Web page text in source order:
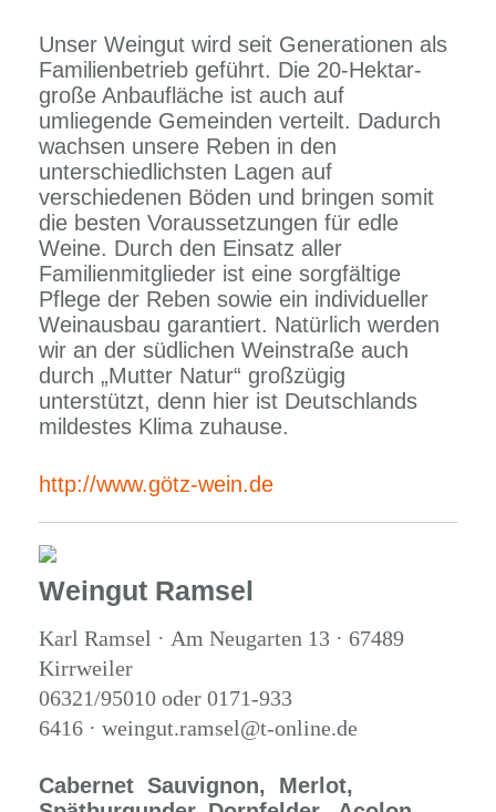
Unser Weingut wird seit Generationen als
Familienbetrieb geführt. Die 20-Hektar-
große Anbaufläche ist auch auf
umliegende Gemeinden verteilt. Dadurch
wachsen unsere Reben in den
unterschiedlichsten Lagen auf
verschiedenen Böden und bringen somit
die besten Voraussetzungen für edle
Weine. Durch den Einsatz aller
Familienmitglieder ist eine sorgfältige
Pflege der Reben sowie ein individueller
Weinausbau garantiert. Natürlich werden
wir an der südlichen Weinstraße auch
durch „Mutter Natur“ großzügig
unterstützt, denn hier ist Deutschlands
mildestes Klima zuhause.
http://www.götz-wein.de
Weingut Ramsel
Karl Ramsel · Am Neugarten 13 · 67489
Kirrweiler
06321/95010 oder 0171-933
6416 · weingut.ramsel@t-online.de
Cabernet Sauvignon,
Merlot,